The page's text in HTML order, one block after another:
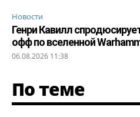
Новости
Генри Кавилл
офф по вселенной
06.08.2026 11:38
По теме